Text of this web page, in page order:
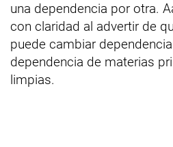
una dependencia por otra.
con claridad al advertir de
puede cambiar
dependencia de materias
limpias.